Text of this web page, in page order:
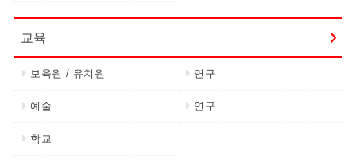
교육
보육원 / 유치원 연구
예술 연구
학교